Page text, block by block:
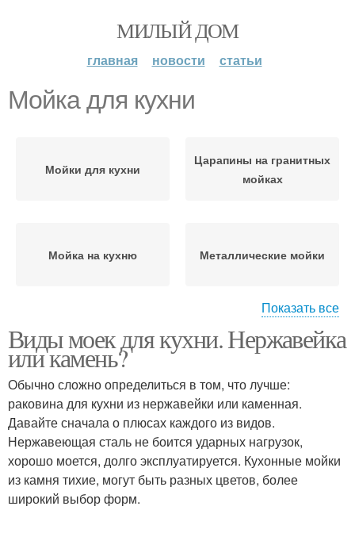
МИЛЫЙ ДОМ
главная новости статьи
Мойка для кухни
Мойки для кухни
Царапины на гранитных
мойках
Мойка на кухню Металлические мойки
искусственного камня
Мойки из нержавейки
Каменная мойка Кухонные мойки
Показать все
Виды моек для кухни. Нержавейка
или камень?
Обычно сложно определиться в том, что лучше:
раковина для кухни из нержавейки или каменная.
Давайте сначала о плюсах каждого из видов.
Нержавеющая сталь не боится ударных нагрузок,
хорошо моется, долго эксплуатируется. Кухонные мойки
из камня тихие, могут быть разных цветов, более
широкий выбор форм.